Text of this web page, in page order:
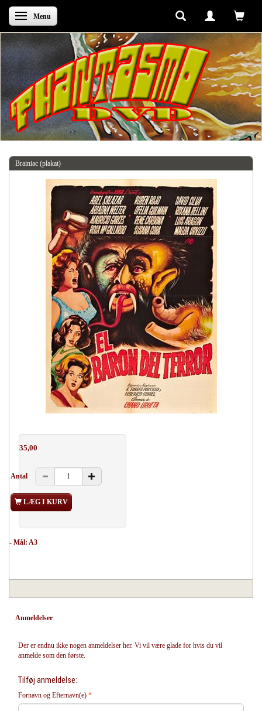
Skifte navigation
Menu
Brainiac (plakat)
35,00
Antal
LÆG I KURV
- Mål: A3
Anmeldelser
Der er endnu ikke nogen anmeldelser her. Vi vil være glade for hvis du vil
anmelde som den første.
Tilføj anmeldelse:
Fornavn og Efternavn(e)